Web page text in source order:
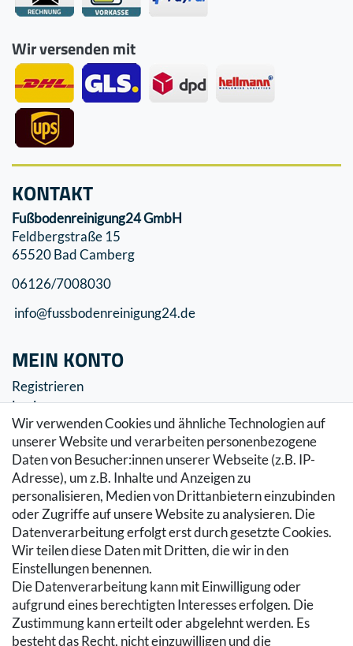
Wir versenden mit
Wir verwenden Cookies und ähnliche Technologien auf
unserer Website und verarbeiten personenbezogene
Daten von Besucher:innen unserer Webseite (z.B. IP-
Adresse), um z.B. Inhalte und Anzeigen zu
personalisieren, Medien von Drittanbietern einzubinden
oder Zugriffe auf unsere Website zu analysieren. Die
Datenverarbeitung erfolgt erst durch gesetzte Cookies.
Wir teilen diese Daten mit Dritten, die wir in den
Einstellungen benennen.
Die Datenverarbeitung kann mit Einwilligung oder
aufgrund eines berechtigten Interesses erfolgen. Die
Zustimmung kann erteilt oder abgelehnt werden. Es
besteht das Recht, nicht einzuwilligen und die
KONTAKT
Fußbodenreinigung24 GmbH
Feldbergstraße 15
65520 Bad Camberg
06126/7008030
info@fussbodenreinigung24.de
MEIN KONTO
Registrieren
Login
SERVICE
Zahlung & Versand
Warenkorb
Zur Kasse
Hilfe
RECHTLICHES
Kontakt
Datenschutzerklärung
AGB